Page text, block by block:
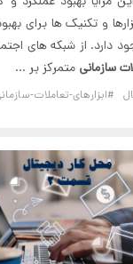
و تکنیک ها برای
دارد. از شبکه های
سازمانی متمرکز بر ...
#ابزارهای-تعاملات-